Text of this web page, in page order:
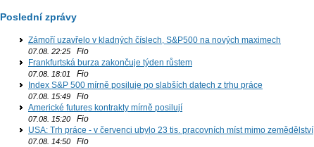
Poslední zprávy
Zámoří uzavřelo v kladných číslech, S&P500 na nových maximech
07.08. 22:25 Fio
Frankfurtská burza zakončuje týden růstem
07.08. 18:01
Fio
Index S&P 500 mírně posiluje po slabších datech z trhu práce
07.08. 15:49 Fio
Americké futures kontrakty mírně posilují
07.08. 15:20 Fio
USA: Trh práce - v červenci ubylo 23 tis. pracovních míst mimo zemědělství
07.08. 14:50 Fio